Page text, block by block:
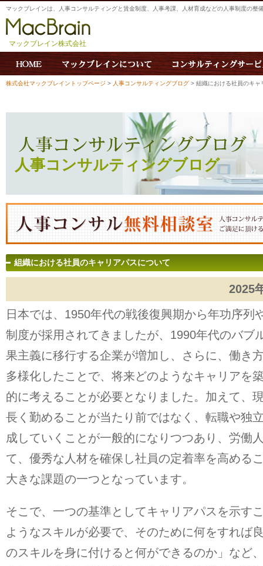
マックブレインは、人事コンサルティングと賃金制度、人事考課、人材育成などの人事制度の整
マックブレイン株式会社
株式会社マックブレイントップページ > 人事コンサルティングブログ > 組織における社員のキャ
人事コンサルティングブログ
組織における社員のキャリアパスについて
2025
日本では、1950年代の戦後復興期から年功序列
制度が採用されてきましたが、1990年代のバブ
果主義に移行する企業が増加し、さらに、働き
多様化したことで、将来どのようなキャリアを
的に考えることが必要となりました。加えて、
長く勤めることが当たり前ではなく、転職や独
成していくことが一般的になりつつあり、労働
て、優秀な人材を確保し社員の定着率を高める
大きな課題の一つとなっています。
そこで、一つの基準としてキャリアパスを示す
ようなスキルが必要で、そのために何をすれば
のスキルを身に付けると何ができるのか」など